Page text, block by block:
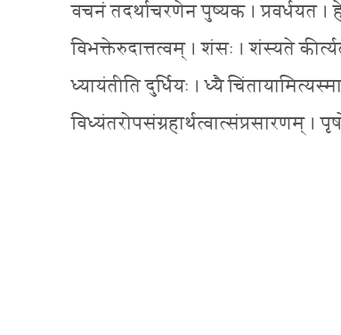
वचनं तदर्थाचरणेन पुष्यक । प्रवर्धयत ।
विभक्तेरुदात्तत्वम् । शंसः । शंस्यते
ध्यायंतीति दुर्धियः । ध्यै
विध्यंतरोपसंग्रहार्थत्वात्संप्रसारणम् ।